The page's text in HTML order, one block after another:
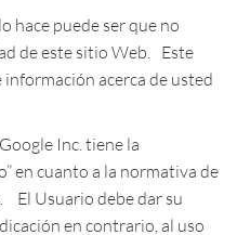
hace puede ser que no
de este sitio Web. Este
acerca de usted
Inc. tiene la
en cuanto a la normativa de
El Usuario debe dar su
en contrario, al uso